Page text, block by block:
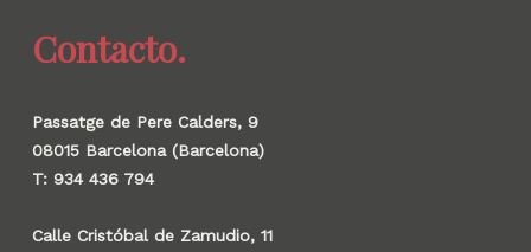
Contacto.
Passatge de Pere Calders, 9
08015 Barcelona (Barcelona)
T: 934 436 794
Calle Cristóbal de Zamudio, 11